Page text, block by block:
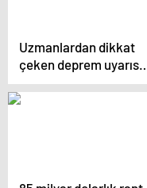
Uzmanlardan dikkat
çeken deprem uyarısı:
En riskli bölüm orası